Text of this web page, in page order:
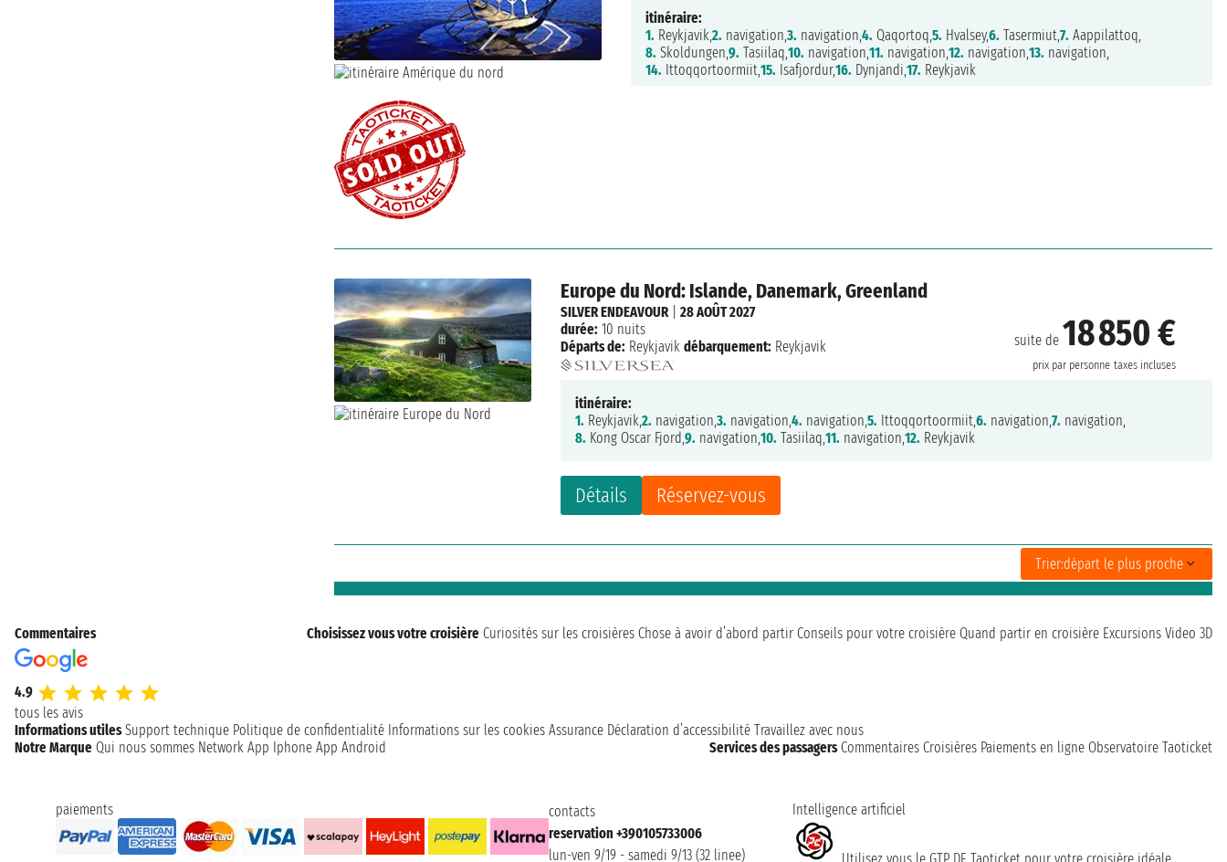
itinéraire:
1. Reykjavik,2. navigation,3. navigation,4. Qaqortoq,5. Hvalsey,6. Tasermiut,7. Aappilattoq,
8. Skoldungen,9. Tasiilaq,10. navigation,11. navigation,12. navigation,13. navigation,
14. Ittoqqortoormiit,15. Isafjordur,16. Dynjandi,17. Reykjavik
Europe du Nord: Islande, Danemark, Greenland
suite de 18 850 €
prix par personne taxes incluses
Détails Réservez-vous
SILVER ENDEAVOUR|28 AOÛT 2027
durée: 10 nuits
Départs de: Reykjavik débarquement: Reykjavik
itinéraire:
1. Reykjavik,2. navigation,3. navigation,4. navigation,5. Ittoqqortoormiit,6. navigation,7. navigation,
8. Kong Oscar Fjord,9. navigation,10. Tasiilaq,11. navigation,12. Reykjavik
Trier:départ le plus proche
Commentaires
4.9
tous les avis
Choisissez vous votre croisière Curiosités sur les croisières Chose à avoir d’abord partir Conseils pour votre croisière Quand partir en croisière Excursions Video 3D
Informations utiles Support technique Politique de confidentialité Informations sur les cookies Assurance Déclaration d’accessibilité Travaillez avec nous
Notre Marque Qui nous sommes Network App Iphone App Android Services des passagers Commentaires Croisières Paiements en ligne Observatoire Taoticket
paiements
contacts
reservation +390105733006
lun-ven 9/19 - samedi 9/13 (32 linee)
Intelligence artificiel